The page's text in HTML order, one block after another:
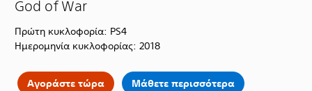
God of War
Πρώτη κυκλοφορία: PS4
Ημερομηνία κυκλοφορίας: 2018
Αγοράστε τώρα Μάθετε περισσότερα